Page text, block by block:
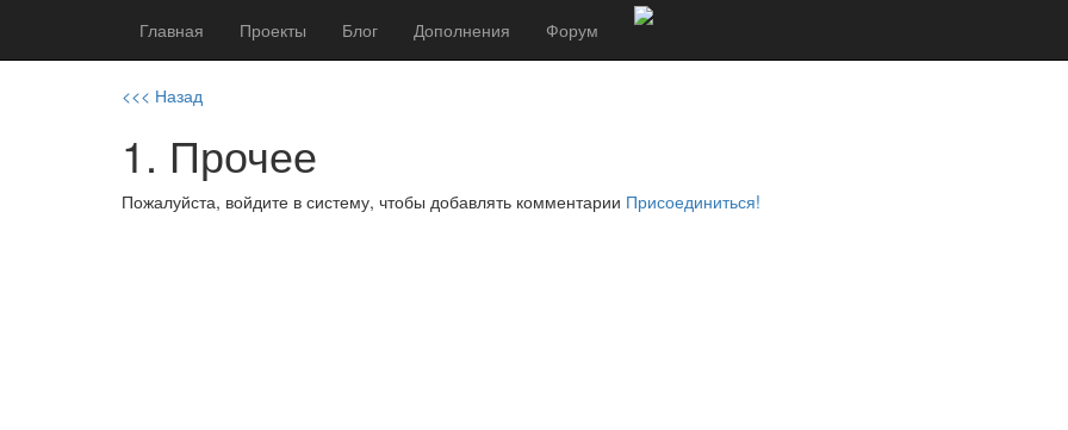
Главная Проекты Блог Дополнения Форум
<<< Назад
1. Прочее
Пожалуйста, войдите в систему, чтобы добавлять комментарии Присоединиться!